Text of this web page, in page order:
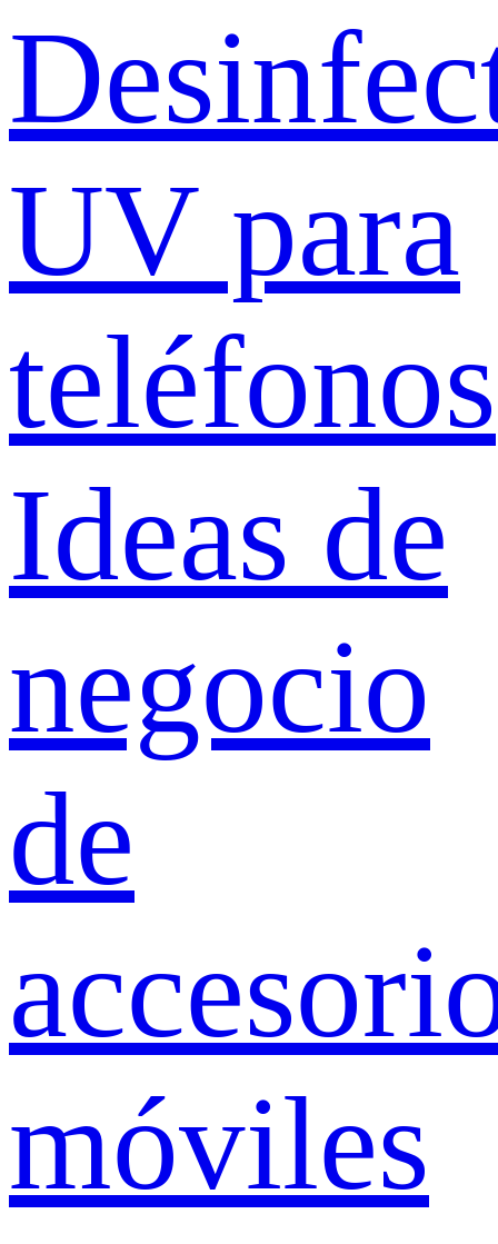
UV para
teléfonos
Ideas de
negocio
de
móviles